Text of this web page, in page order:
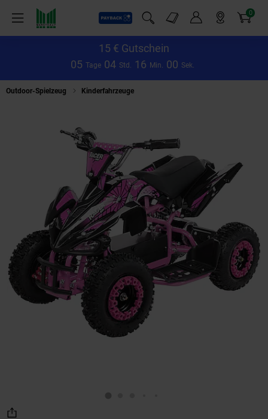
Menü
Payback
Suchfeld einblenden
Markt-Angebote
Mein KontoMarkt findenWarenkorb
0
Artikel
15 € Gutschein
05 Tage 04 Std. 1 5 Min. 59 Sek.
Outdoor-Spielzeug Kinderfahrzeuge